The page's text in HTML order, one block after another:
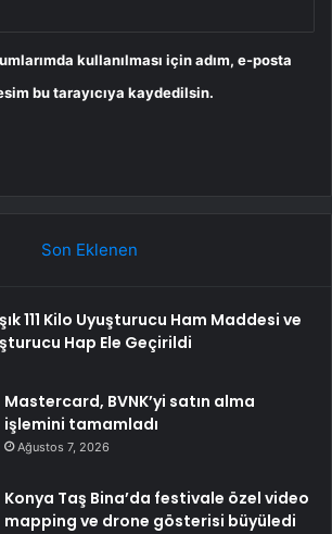
kullanılması için adım, e-posta
bu tarayıcıya kaydedilsin.
Son Eklenen
111 Kilo Uyuşturucu Ham Maddesi ve
Hap Ele Geçirildi
Mastercard, BVNK’yi satın alma
işlemini tamamladı
Ağustos 7, 2026
Konya Taş Bina’da festivale özel video
mapping ve drone gösterisi büyüledi